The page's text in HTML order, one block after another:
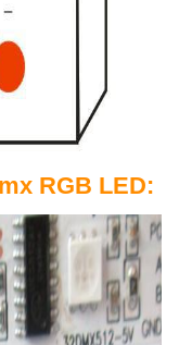
RGB LED: